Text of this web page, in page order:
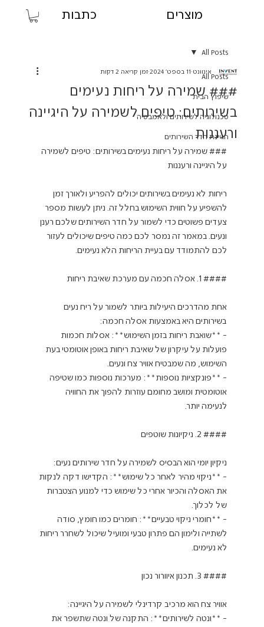
מוצרים כתבות
All Posts
שיפוץ הבית
טכנולוגיה לשירותים ולאמבטיה
הגיינת חדר השירותים
All Posts
### שמירה על ריחות נעימים
בשירותים: טיפים לשמירה על היגיינה
ורעננות
אינוונט 11 בספט׳ 2024 זמן קריאה 2 דקות
### שמירה על ריחות נעימים בשירותים: טיפים לשמירה
ריחות לא נעימים בשירותים יכולים להפריע ולאורך זמן
להשפיע על חווית השימוש בחלל זה. ניתן לעשות מספר
צעדים פשוטים כדי לשמור על חדר השירותים שלכם רענן
ונעים. במאמר זה נמסר לכם כמה טיפים שיכולים לעזור
לכם להתמודד עם בעיית הריחות הלא נעימים.
אחת מהדרכים היעילות ביותר לשמור על ריח נעים
- **שואבת ריחות בזמן השימוש**: אסלות חכמות
פועלות על עיקרון של שאיבת ריחות באופן אוטומטי בעת
השימוש, מה שמבטיח אוויר צח ונעים.
- **פונקציות נוספות**: מערכות נוספות כמו שטיפה
אוטומטית ומושב מחומם עוזרות להפוך את החוויה
לנעימה יותר.
#### 2. ניקיונות שוטפים
- **ניקוי מהיר לאחר כל שימוש**: הקדישו דקה לנקות
את האסלה והכיור אחרי כל שימוש כדי למנוע הצטברות
של לכלוך.
- **חומרי ניקוי טבעיים**: חומרים כמו חומץ, סודה
לשתייה ולימון הם פתרון טבעי ומועיל שיכול לשחרר ריחות
לא נעימים.
#### 3. תכנון איוורור נכון
- **ונטה לשירותים**: התקנה של ונטה שתשפר את